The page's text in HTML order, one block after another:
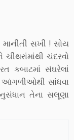
સખી ! સોય
ચંદરવો
કબાટમાં સંઘરેલાં
આંગળીઓથી સાંધવા
તેના સલૂણા